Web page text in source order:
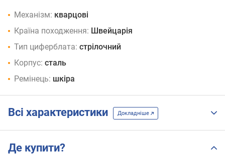
Механізм: кварцові
Країна походження: Швейцарія
Тип циферблата: стрілочний
Корпус: сталь
Ремінець: шкіра
Всі характеристики Докладніше
Де купити?